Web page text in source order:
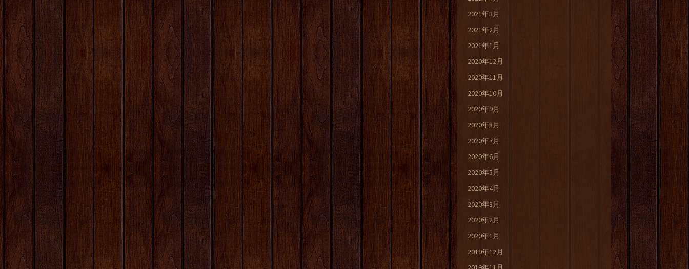
2021年3月
2021年2月
2021年1月
2020年12月
2020年11月
2020年10月
2020年9月
2020年8月
2020年7月
2020年6月
2020年5月
2020年4月
2020年3月
2020年2月
2020年1月
2019年12月